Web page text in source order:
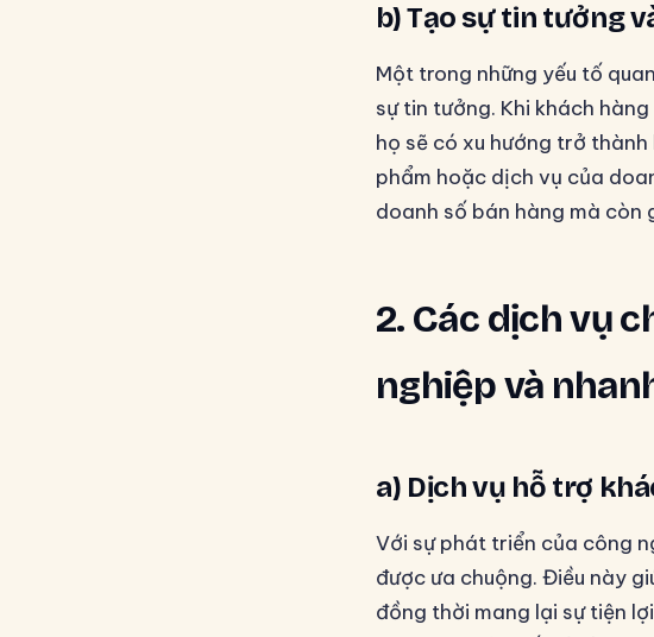
b) Tạo sự tin tưởng
Một trong những yếu tố
sự tin tưởng. Khi khách
họ sẽ có xu hướng trở
phẩm hoặc dịch vụ của
doanh số bán hàng mà còn
2. Các dịch vụ
nghiệp và
a) Dịch vụ hỗ trợ
Với sự phát triển của công
được ưa chuộng. Điều này
đồng thời mang lại sự tiện